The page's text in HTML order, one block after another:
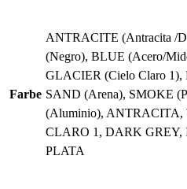
Farbe
ANTRACITE (Antracita /
(Negro), BLUE (Acero/
GLACIER (Cielo Claro 1),
SAND (Arena), SMOKE
(Aluminio), ANTRACITA,
CLARO 1, DARK GREY,
PLATA